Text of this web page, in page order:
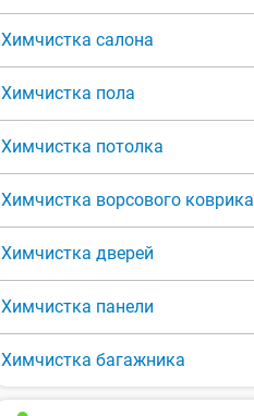
Химчистка салона
Химчистка пола
Химчистка потолка
Химчистка ворсового коврика
Химчистка дверей
Химчистка панели
Химчистка багажника